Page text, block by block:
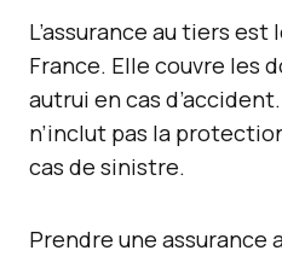
L’assurance au tiers
France. Elle couvre les
autrui en cas
n’inclut pas la
cas de sinistre.
Prendre une assurance